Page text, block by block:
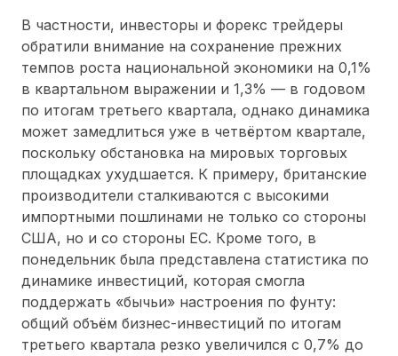
В частности, инвесторы и форекс трейдеры
обратили внимание на сохранение прежних
темпов роста национальной экономики на 0,1%
в квартальном выражении и 1,3% — в годовом
по итогам третьего квартала, однако динамика
может замедлиться уже в четвёртом квартале,
поскольку обстановка на мировых торговых
площадках ухудшается. К примеру, британские
производители сталкиваются с высокими
импортными пошлинами не только со стороны
США, но и со стороны ЕС. Кроме того, в
понедельник была представлена статистика по
динамике инвестиций, которая смогла
поддержать «бычьи» настроения по фунту:
общий объём бизнес-инвестиций по итогам
третьего квартала резко увеличился с 0,7% до